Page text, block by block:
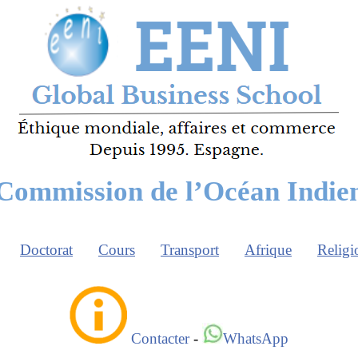
de l’Océan
Doctorat Cours Transport Afrique
Contacter- WhatsApp